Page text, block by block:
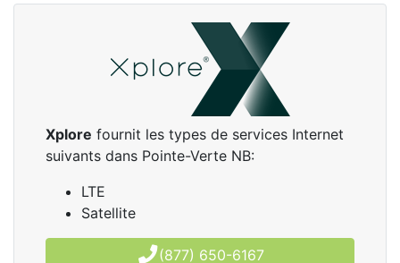
Xplore fournit les types de services Internet
suivants dans Pointe-Verte NB:
LTE
Satellite
(877) 650-6167